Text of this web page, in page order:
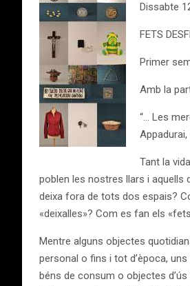
Dissabte
FETS
Primer
Amb la
“… Les
Appadurai,
Tant la
poblen les nostres llars i aquells
deixa fora de tots dos espais?
«deixalles»? Com es fan els
Mentre alguns objectes
personal o fins i tot d’època,
béns de consum o objectes